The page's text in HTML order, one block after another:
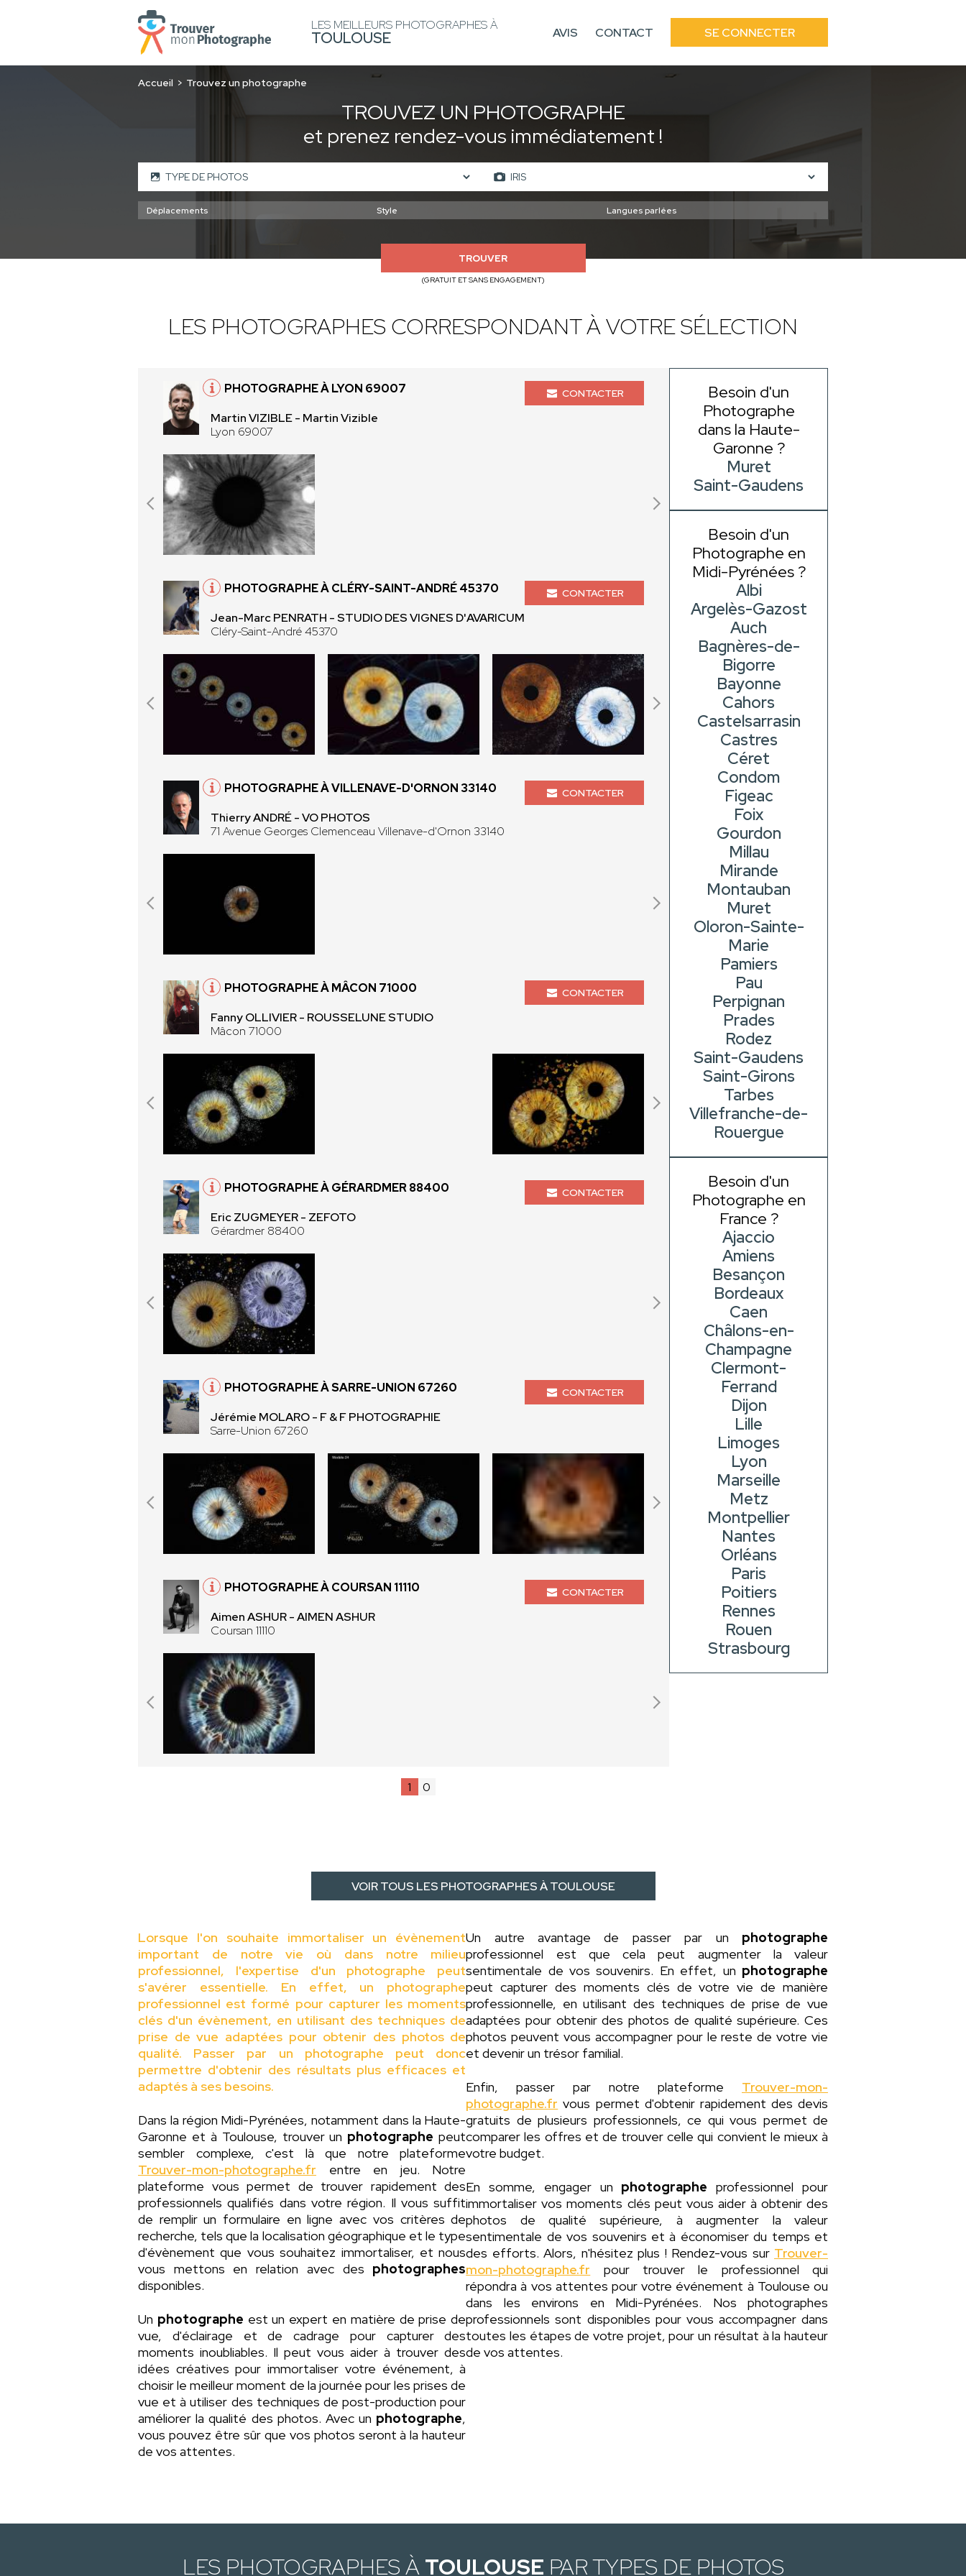
LES MEILLEURS PHOTOGRAPHES À
TOULOUSE AVIS CONTACT SE CONNECTER
Accueil Trouvez un photographe
TROUVEZ UN PHOTOGRAPHE
et prenez rendez-vous immédiatement !
TROUVER
(GRATUIT ET SANS ENGAGEMENT)
LES PHOTOGRAPHES CORRESPONDANT À VOTRE SÉLECTION
PHOTOGRAPHE À LYON 69007
Martin VIZIBLE - Martin Vizible
Lyon 69007
CONTACTER
PHOTOGRAPHE À CLÉRY-SAINT-ANDRÉ 45370
Jean-Marc PENRATH - STUDIO DES VIGNES D'AVARICUM
Cléry-Saint-André 45370
CONTACTER
PHOTOGRAPHE À VILLENAVE-D'ORNON 33140
Thierry ANDRÉ - VO PHOTOS
71 Avenue Georges Clemenceau Villenave-d'Ornon 33140
CONTACTER
PHOTOGRAPHE À MÂCON 71000
Fanny OLLIVIER - ROUSSELUNE STUDIO
Mâcon 71000
CONTACTER
PHOTOGRAPHE À GÉRARDMER 88400
Eric ZUGMEYER - ZEFOTO
Gérardmer 88400
CONTACTER
PHOTOGRAPHE À SARRE-UNION 67260
Jérémie MOLARO - F & F PHOTOGRAPHIE
Sarre-Union 67260
CONTACTER
PHOTOGRAPHE À COURSAN 11110
Aimen ASHUR - AIMEN ASHUR
Coursan 11110
CONTACTER
1 0
Besoin d'un
Photographe
dans la Haute-
Garonne ?
Muret
Saint-Gaudens
Besoin d'un
Photographe en
Midi-Pyrénées ?
Albi
Argelès-Gazost
Auch
Bagnères-de-
Bigorre
Bayonne
Cahors
Castelsarrasin
Castres
Céret
Condom
Figeac
Foix
Gourdon
Millau
Mirande
Montauban
Muret
Oloron-Sainte-
Marie
Pamiers
Pau
Perpignan
Prades
Rodez
Saint-Gaudens
Saint-Girons
Tarbes
Villefranche-de-
Rouergue
Besoin d'un
Photographe en
France ?
Ajaccio
Amiens
Besançon
Bordeaux
Caen
Châlons-en-
Champagne
Clermont-
Ferrand
Dijon
Lille
Limoges
Lyon
Marseille
Metz
Montpellier
Nantes
Orléans
Paris
Poitiers
Rennes
Rouen
Strasbourg
VOIR TOUS LES PHOTOGRAPHES À TOULOUSE
Lorsque l'on souhaite immortaliser un évènement
important de notre vie où dans notre milieu
professionnel, l'expertise d'un photographe peut
s'avérer essentielle. En effet, un photographe
professionnel est formé pour capturer les moments
clés d'un évènement, en utilisant des techniques de
prise de vue adaptées pour obtenir des photos de
qualité. Passer par un photographe peut donc
permettre d'obtenir des résultats plus efficaces et
adaptés à ses besoins.
Dans la région Midi-Pyrénées, notamment dans la Haute-
Garonne et à Toulouse, trouver un photographe peut
sembler complexe, c'est là que notre plateforme
Trouver-mon-photographe.fr entre en jeu. Notre
plateforme vous permet de trouver rapidement des
professionnels qualifiés dans votre région. Il vous suffit
de remplir un formulaire en ligne avec vos critères de
recherche, tels que la localisation géographique et le type
d'évènement que vous souhaitez immortaliser, et nous
vous mettons en relation avec des photographes
disponibles.
Un photographe est un expert en matière de prise de
vue, d'éclairage et de cadrage pour capturer des
moments inoubliables. Il peut vous aider à trouver des
idées créatives pour immortaliser votre événement, à
choisir le meilleur moment de la journée pour les prises de
vue et à utiliser des techniques de post-production pour
améliorer la qualité des photos. Avec un photographe,
vous pouvez être sûr que vos photos seront à la hauteur
de vos attentes.
Un autre avantage de passer par un photographe
professionnel est que cela peut augmenter la valeur
sentimentale de vos souvenirs. En effet, un photographe
peut capturer des moments clés de votre vie de manière
professionnelle, en utilisant des techniques de prise de vue
adaptées pour obtenir des photos de qualité supérieure. Ces
photos peuvent vous accompagner pour le reste de votre vie
et devenir un trésor familial.
Enfin, passer par notre plateforme Trouver-mon-
photographe.fr vous permet d'obtenir rapidement des devis
gratuits de plusieurs professionnels, ce qui vous permet de
comparer les offres et de trouver celle qui convient le mieux à
votre budget.
En somme, engager un photographe professionnel pour
immortaliser vos moments clés peut vous aider à obtenir des
photos de qualité supérieure, à augmenter la valeur
sentimentale de vos souvenirs et à économiser du temps et
des efforts. Alors, n'hésitez plus ! Rendez-vous sur Trouver-
mon-photographe.fr pour trouver le professionnel qui
répondra à vos attentes pour votre événement à Toulouse ou
dans les environs en Midi-Pyrénées. Nos photographes
professionnels sont disponibles pour vous accompagner dans
toutes les étapes de votre projet, pour un résultat à la hauteur
de vos attentes.
LES PHOTOGRAPHES À TOULOUSE PAR TYPES DE PHOTOS